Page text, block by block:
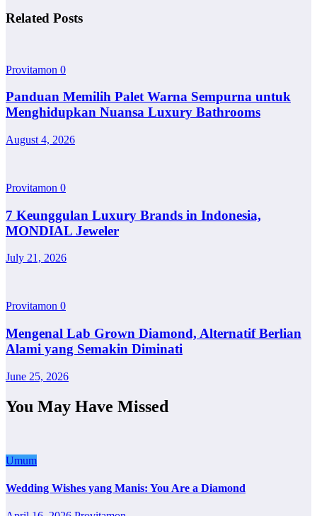
Related Posts
Provitamon 0
Panduan Memilih Palet Warna Sempurna untuk
Menghidupkan Nuansa Luxury Bathrooms
August 4, 2026
Provitamon 0
7 Keunggulan Luxury Brands in Indonesia,
MONDIAL Jeweler
July 21, 2026
Provitamon 0
Mengenal Lab Grown Diamond, Alternatif Berlian
Alami yang Semakin Diminati
June 25, 2026
You May Have Missed
Umum
Wedding Wishes yang Manis: You Are a Diamond